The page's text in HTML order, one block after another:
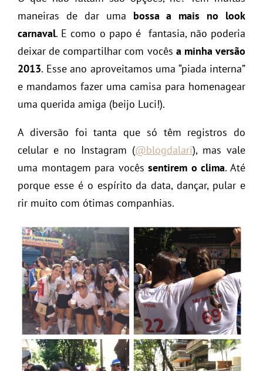
maneiras de dar uma bossa a mais no look
carnaval. E como o papo é fantasia, não poderia
deixar de compartilhar com vocês a minha versão
2013. Esse ano aproveitamos uma “piada interna”
e mandamos fazer uma camisa para homenagear
uma querida amiga (beijo Luci!).
A diversão foi tanta que só têm registros do
celular e no Instagram (@blogdalari), mas vale
uma montagem para vocêssentirem o clima. Até
porque esse é o espírito da data, dançar, pular e
rir muito com ótimas companhias.